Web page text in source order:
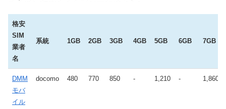
格安
SIM
業者
名
系統 1GB 2GB 3GB 4GB 5GB 6GB 7GB
DMM
モバ
イル
docomo 480 770 850 - 1,210 - 1,860